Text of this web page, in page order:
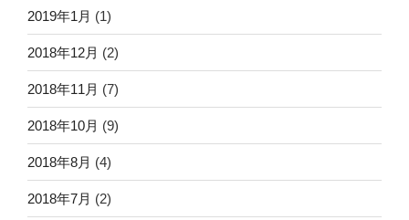
2019年1月 (1)
2018年12月 (2)
2018年11月 (7)
2018年10月 (9)
2018年8月 (4)
2018年7月 (2)